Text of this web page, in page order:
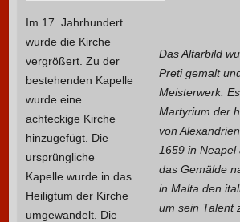
Das Altarbild
Preti gemalt
Meisterwerk.
Martyrium der
von
1659 in
das Gemälde
in Malta den
um sein Talent
Im 17. Jahrhundert
wurde die Kirche
vergrößert. Zu der
bestehenden Kapelle
wurde eine
achteckige Kirche
hinzugefügt. Die
ursprüngliche
Kapelle wurde in das
Heiligtum der Kirche
umgewandelt. Die